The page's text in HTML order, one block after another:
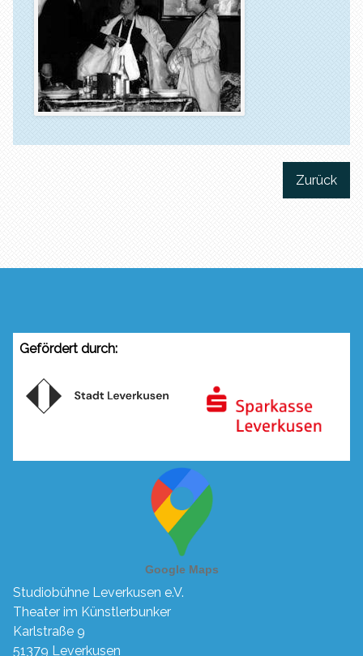
Zurück
Gefördert durch:
Studiobühne Leverkusen e.V.
Theater im Künstlerbunker
Karlstraße 9
51379 Leverkusen